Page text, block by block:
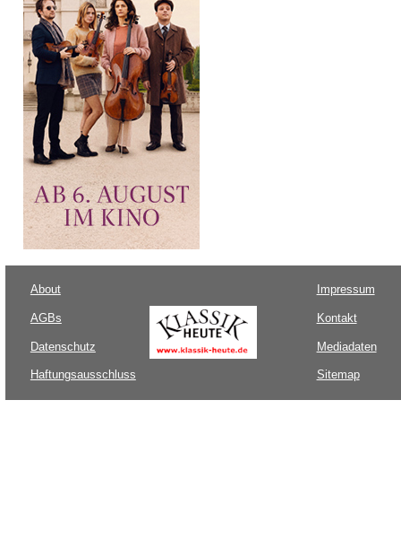
About
AGBs
Datenschutz
Haftungsausschluss
Impressum
Kontakt
Mediadaten
Sitemap